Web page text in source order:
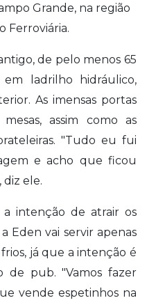
Grande, na região
Ferroviária.
de pelo menos 65
ladrilho hidráulico,
As imensas portas
assim como as
"Tudo eu fui
e acho que ficou
diz ele.
intenção de atrair os
Eden vai servir apenas
já que a intenção é
de pub. "Vamos fazer
vende espetinhos na